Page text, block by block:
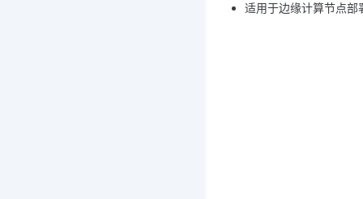
适用于边缘计算节点部